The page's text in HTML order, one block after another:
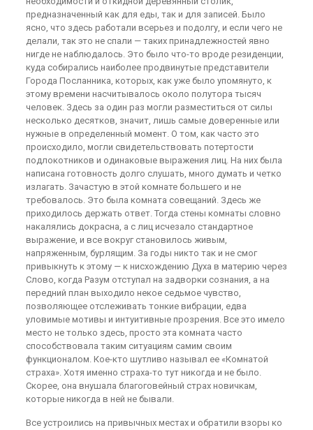
предназначенный как для еды, так и для записей. Было
ясно, что здесь работали всерьез и подолгу, и если чего не
делали, так это не спали — таких принадлежностей явно
нигде не наблюдалось. Это было что-то вроде резиденции,
куда собирались наиболее продвинутые представители
Города Посланника, которых, как уже было упомянуто, к
этому времени насчитывалось около полутора тысяч
человек. Здесь за один раз могли разместиться от силы
несколько десятков, значит, лишь самые доверенные или
нужные в определенный момент. О том, как часто это
происходило, могли свидетельствовать потертости
подлокотников и одинаковые выражения лиц. На них была
написана готовность долго слушать, много думать и четко
излагать. Зачастую в этой комнате большего и не
требовалось. Это была комната совещаний. Здесь же
приходилось держать ответ. Тогда стены комнаты словно
накалялись докрасна, а с лиц исчезало стандартное
выражение, и все вокруг становилось живым,
напряженным, бурлящим. За годы никто так и не смог
привыкнуть к этому — к нисхождению Духа в материю через
Слово, когда Разум отступал на задворки сознания, а на
передний план выходило некое седьмое чувство,
позволяющее отслеживать тонкие вибрации, едва
уловимые мотивы и интуитивные прозрения. Все это имело
место не только здесь, просто эта комната часто
способствовала таким ситуациям самим своим
функционалом. Кое-кто шутливо называл ее «Комнатой
страха». Хотя именно страха-то тут никогда и не было.
Скорее, она внушала благоговейный страх новичкам,
которые никогда в ней не бывали.
Все устроились на привычных местах и обратили взоры ко